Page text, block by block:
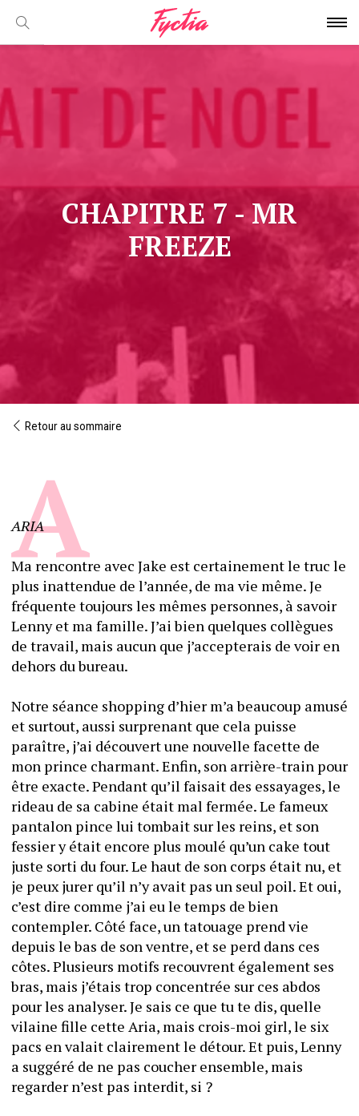
CHAPITRE 7 - MR
FREEZE
Retour au sommaire
ARIA
Ma rencontre avec Jake est certainement le truc le
plus inattendue de l’année, de ma vie même. Je
fréquente toujours les mêmes personnes, à savoir
Lenny et ma famille. J’ai bien quelques collègues
de travail, mais aucun que j’accepterais de voir en
Notre séance shopping d’hier m’a beaucoup amusé
et surtout, aussi surprenant que cela puisse
paraître, j’ai découvert une nouvelle facette de
mon prince charmant. Enfin, son arrière-train pour
être exacte. Pendant qu’il faisait des essayages, le
rideau de sa cabine était mal fermée. Le fameux
pantalon pince lui tombait sur les reins, et son
fessier y était encore plus moulé qu’un cake tout
juste sorti du four. Le haut de son corps était nu, et
je peux jurer qu’il n’y avait pas un seul poil. Et oui,
c’est dire comme j’ai eu le temps de bien
contempler. Côté face, un tatouage prend vie
depuis le bas de son ventre, et se perd dans ces
côtes. Plusieurs motifs recouvrent également ses
bras, mais j’étais trop concentrée sur ces abdos
pour les analyser. Je sais ce que tu te dis, quelle
vilaine fille cette Aria, mais crois-moi girl, le six
pacs en valait clairement le détour. Et puis, Lenny
a suggéré de ne pas coucher ensemble, mais
regarder n’est pas interdit, si ?